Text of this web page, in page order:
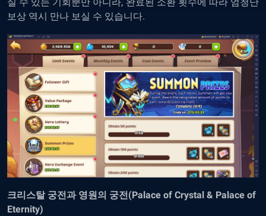
보상 역시 만나 보실 수 있습니다.
크리스탈 궁전과 영원의 궁전(Palace of Crystal & Palace of
Eternity)